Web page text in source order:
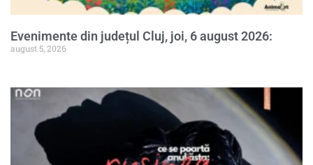
Evenimente din județul Cluj, joi, 6 august 2026:
august 5, 2026